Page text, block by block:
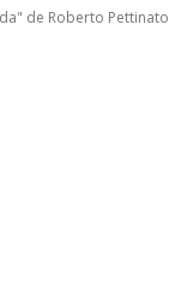
de Roberto Pettinato